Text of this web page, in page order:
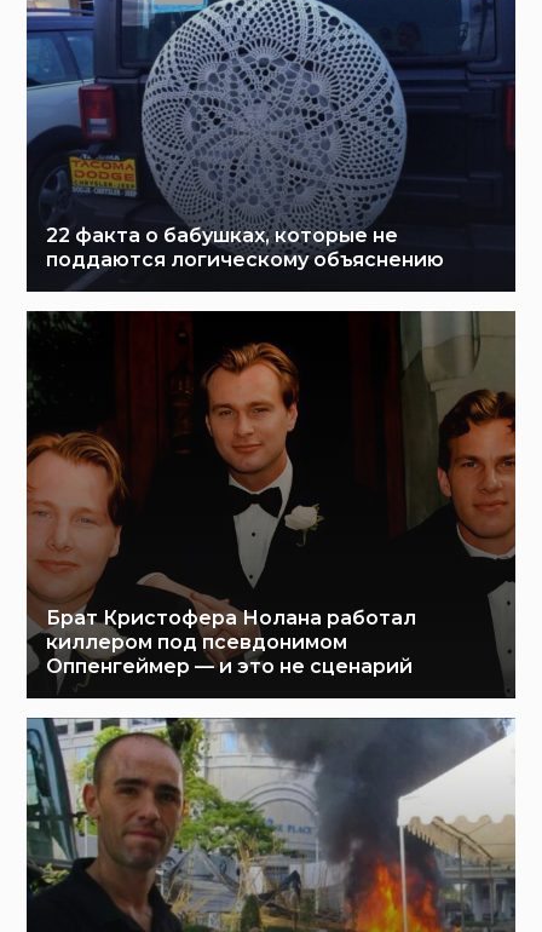
22 факта о бабушках, которые не
поддаются логическому объяснению
Брат Кристофера Нолана работал
киллером под псевдонимом
Оппенгеймер — и это не сценарий